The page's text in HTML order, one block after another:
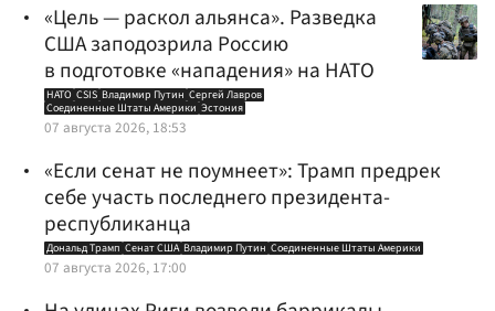
«Цель — раскол альянса». Разведка
США заподозрила Россию
в подготовке «нападения» на НАТО
НАТО CSIS Владимир Путин Сергей Лавров
Соединенные Штаты Америки Эстония
07 августа 2026, 18:53
«Если сенат не поумнеет»: Трамп предрек
себе участь последнего президента-
республиканца
Дональд Трамп Сенат США Владимир Путин Соединенные Штаты Америки
07 августа 2026, 17:00